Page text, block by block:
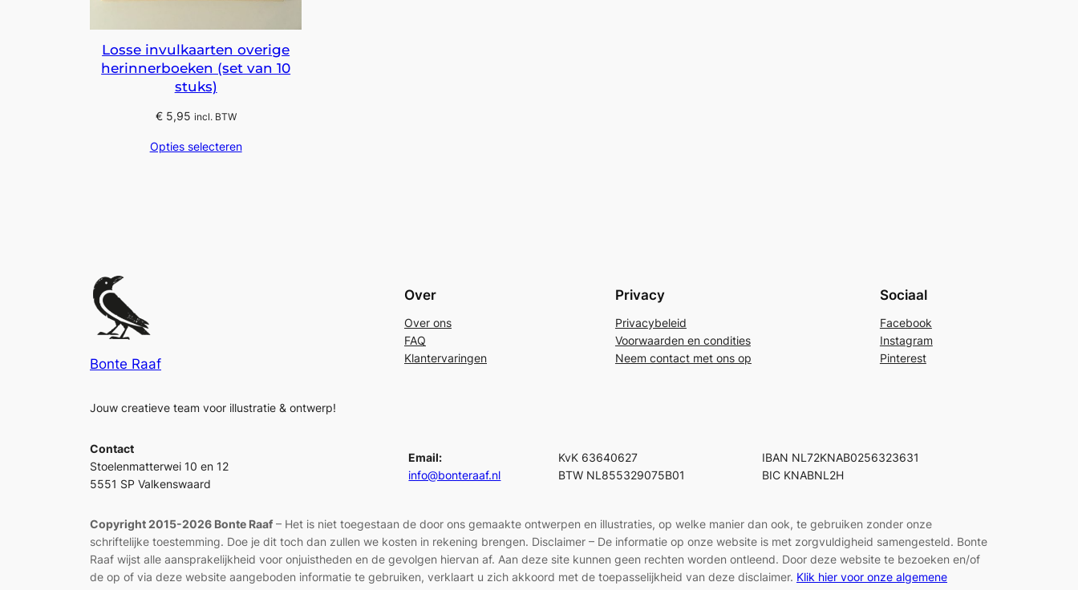
Losse invulkaarten overige
herinnerboeken (set van 10
stuks)
€5,95 incl. BTW
Opties selecteren
Bonte Raaf
Jouw creatieve team voor illustratie & ontwerp!
Over
Over ons
FAQ
Klantervaringen
Privacy
Privacybeleid
Voorwaarden en condities
Neem contact met ons op
Sociaal
Facebook
Instagram
Pinterest
Contact
Stoelenmatterwei 10 en 12
5551 SP Valkenswaard
Email:
info@bonteraaf.nl
KvK 63640627
BTW NL855329075B01
IBAN NL72KNAB0256323631
BIC KNABNL2H
Copyright 2015-2026 Bonte Raaf – Het is niet toegestaan de door ons gemaakte ontwerpen en illustraties, op welke manier dan ook, te gebruiken zonder onze
schriftelijke toestemming. Doe je dit toch dan zullen we kosten in rekening brengen. Disclaimer – De informatie op onze website is met zorgvuldigheid samengesteld. Bonte
Raaf wijst alle aansprakelijkheid voor onjuistheden en de gevolgen hiervan af. Aan deze site kunnen geen rechten worden ontleend. Door deze website te bezoeken en/of
de op of via deze website aangeboden informatie te gebruiken, verklaart u zich akkoord met de toepasselijkheid van deze disclaimer. Klik hier voor onze algemene